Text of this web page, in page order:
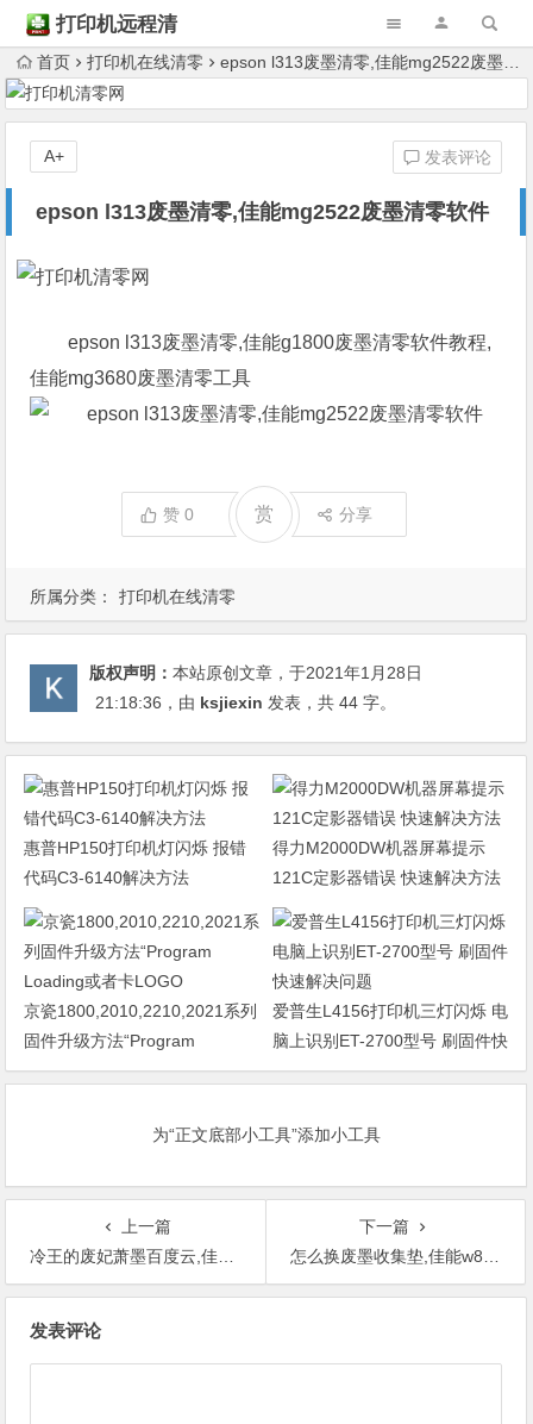
打印机远程清
零首页 打印机在线清零 epson l313废墨清零,佳能mg2522废墨清零软件
epson l313废墨清零,佳能mg2522废墨清零软件
发表评论
A+
所属分类： 打印机在线清零
epson l313废墨清零,佳能g1800废墨清零软件教程,
佳能mg3680废墨清零工具
赞0 赏 分享
版权声明：本站原创文章，于2021年1月28日
21:18:36 ，由 ksjiexin 发表，共 44 字。
惠普HP150打印机灯闪烁 报错
代码C3-6140解决方法
得力M2000DW机器屏幕提示
121C定影器错误 快速解决方法
京瓷1800,2010,2210,2021系列
固件升级方法“Program
Loading或者卡LOGO
爱普生L4156打印机三灯闪烁 电
脑上识别ET-2700型号 刷固件快
速解决问题
为“正文底部小工具”添加小工具
上一篇
冷王的废妃萧墨百度云,佳能750废墨清零
下一篇
怎么换废墨收集垫,佳能w8400废墨清零
发表评论